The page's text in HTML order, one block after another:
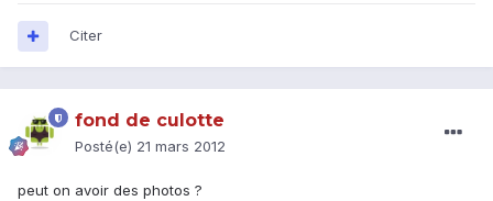
Citer
fond de culotte
Posté(e) 21 mars 2012
peut on avoir des photos ?